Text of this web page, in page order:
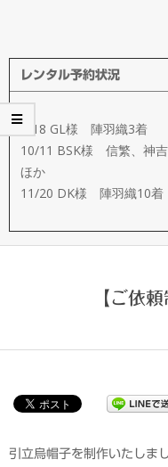
イ
ド
製
作
武
衆
レンタル予約状況
8/18 GL様 陣羽織3着
10/11 BSK様 信繁、神吉
ほか
11/20 DK様 陣羽織10着
【ご依
引立烏帽子を制作いたしまし